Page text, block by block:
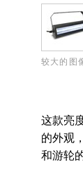
较大的图
这款亮
的外观
和游轮